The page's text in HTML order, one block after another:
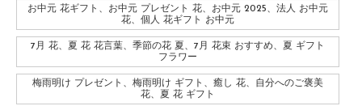
お中元 花ギフト、お中元 プレゼント 花、お中元 2025、法人 お中元
花、個人 花ギフト お中元
7月 花、夏 花 花言葉、季節の花 夏、7月 花束 おすすめ、夏 ギフト
フラワー
梅雨明け プレゼント、梅雨明け ギフト、癒し 花、自分へのご褒美
花、夏 花 ギフト